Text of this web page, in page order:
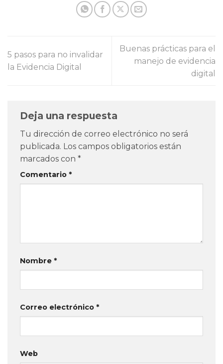
5 pasos para no invalidar
la Evidencia Digital
Buenas prácticas para el
manejo de evidencia
digital
Deja una respuesta
Tu dirección de correo electrónico no será
publicada. Los campos obligatorios están
marcados con *
Comentario *
Nombre *
Correo electrónico *
Web